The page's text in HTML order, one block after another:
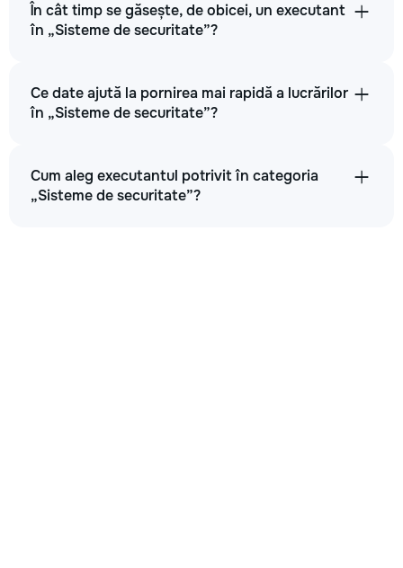
În cât timp se găsește, de obicei, un executant
în „Sisteme de securitate”?
Ce date ajută la pornirea mai rapidă a lucrărilor
în „Sisteme de securitate”?
Cum aleg executantul potrivit în categoria
„Sisteme de securitate”?